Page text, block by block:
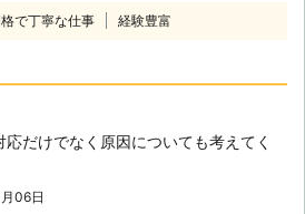
せるだけの電力が無くなってしまうの
んな原因がある 車の放置だけではな
原因があります。下記に紹介していき
で丁寧な仕事 経験豊富
だけでなく原因についても考えてく
06日